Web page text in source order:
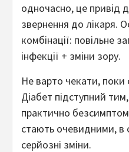
одночасно, це привід
звернення до лікаря.
комбінації: повільне
інфекції + зміни зору.
Не варто чекати,
Діабет підступний
практично
стають очевидними, в
серйозні зміни.